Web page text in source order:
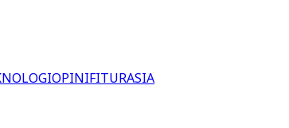
OPINIFITURASIA